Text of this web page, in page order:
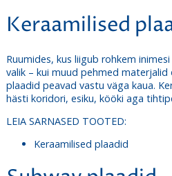
Keraamilised
Ruumides, kus liigub rohkem
valik – kui muud pehmed materjalid
plaadid peavad vastu väga kaua.
hästi koridori, esiku, kööki aga
LEIA SARNASED TOOTED:
Keraamilised plaadid